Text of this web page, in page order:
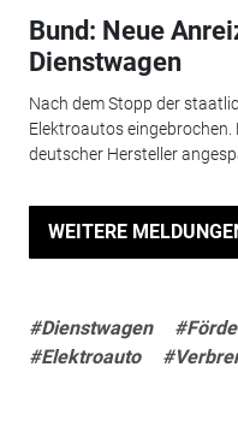
Bund: Neue
Dienstwagen
Nach dem Stopp der
Elektroautos eingebrochen.
deutscher Hersteller
WEITERE
#Dienstwagen
#Elektroauto